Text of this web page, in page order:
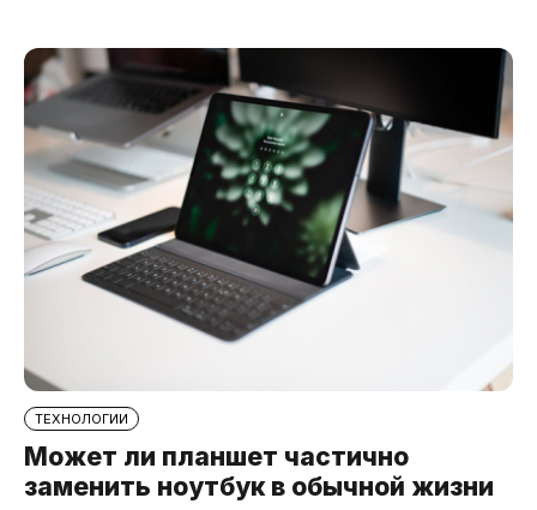
ТЕХНОЛОГИИ
Может ли планшет частично
заменить ноутбук в обычной жизни